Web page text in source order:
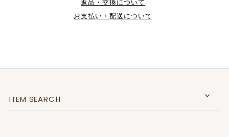
返品・交換について
お支払い・配送について
ITEM SEARCＨ